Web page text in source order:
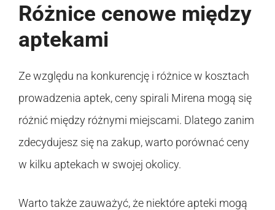
Różnice cenowe między
aptekami
Ze względu na konkurencję i różnice w kosztach
prowadzenia aptek, ceny spirali Mirena mogą się
różnić między różnymi miejscami. Dlatego zanim
zdecydujesz się na zakup, warto porównać ceny
w kilku aptekach w swojej okolicy.
Warto także zauważyć, że niektóre apteki mogą